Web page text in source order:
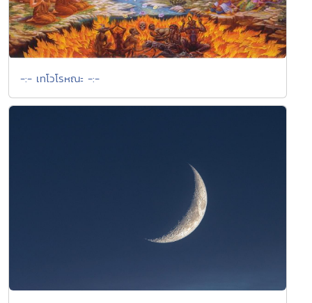
-:- เทโวโรหณะ -:-